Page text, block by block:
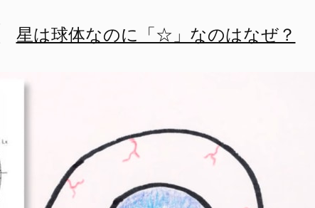
星は球体なのに「☆」なのはなぜ？